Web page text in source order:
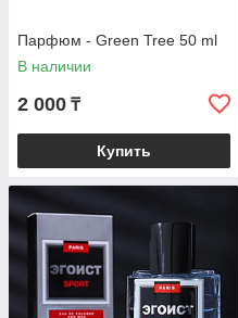
Парфюм - Green Tree 50 ml
В наличии
2 000 ₸
Купить